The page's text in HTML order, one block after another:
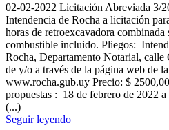
02-02-2022 Licitación Abreviada 3/
Intendencia de Rocha a licitación
horas de retroexcavadora
combustible incluido. Pliegos:
Rocha, Departamento Notarial,
de y/o a través de la página web de
www.rocha.gub.uy Precio: $
propuestas : 18 de febrero de 2022
(...)
Seguir leyendo